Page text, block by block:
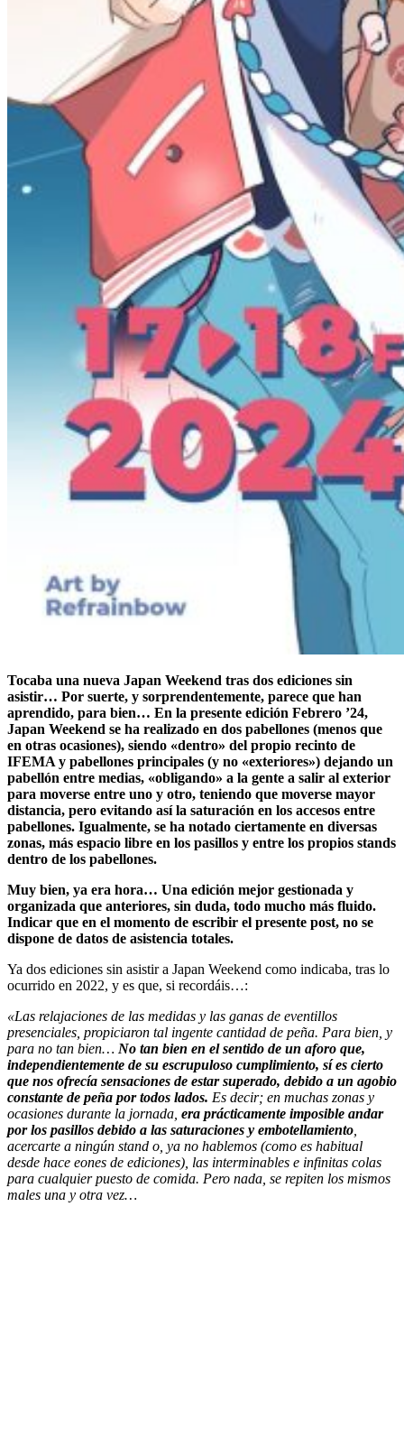
Tocaba una nueva Japan Weekend tras dos ediciones sin
asistir… Por suerte, y sorprendentemente, parece que han
aprendido, para bien… En la presente edición Febrero ’24,
Japan Weekend se ha realizado en dos pabellones (menos que
en otras ocasiones), siendo «dentro» del propio recinto de
IFEMA y pabellones principales (y no «exteriores») dejando un
pabellón entre medias, «obligando» a la gente a salir al exterior
para moverse entre uno y otro, teniendo que moverse mayor
distancia, pero evitando así la saturación en los accesos entre
pabellones. Igualmente, se ha notado ciertamente en diversas
zonas, más espacio libre en los pasillos y entre los propios stands
dentro de los pabellones.
Muy bien, ya era hora… Una edición mejor gestionada y
organizada que anteriores, sin duda, todo mucho más fluido.
Indicar que en el momento de escribir el presente post, no se
dispone de datos de asistencia totales.
Ya dos ediciones sin asistir a Japan Weekend como indicaba, tras lo
ocurrido en 2022, y es que, si recordáis…:
«Las relajaciones de las medidas y las ganas de eventillos
presenciales, propiciaron tal ingente cantidad de peña. Para bien, y
para no tan bien… No tan bien en el sentido de un aforo que,
independientemente de su escrupuloso cumplimiento, sí es cierto
que nos ofrecía sensaciones de estar superado, debido a un agobio
constante de peña por todos lados. Es decir; en muchas zonas y
ocasiones durante la jornada, era prácticamente imposible andar
por los pasillos debido a las saturaciones y embotellamiento,
acercarte a ningún stand o, ya no hablemos (como es habitual
desde hace eones de ediciones), las interminables e infinitas colas
para cualquier puesto de comida. Pero nada, se repiten los mismos
males una y otra vez…